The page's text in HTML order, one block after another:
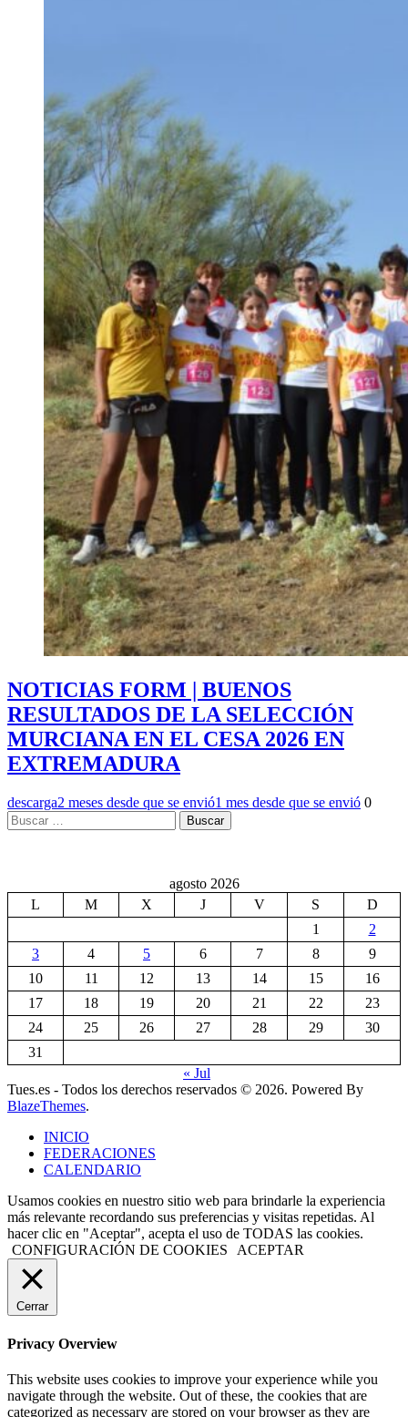
NOTICIAS FORM | BUENOS
RESULTADOS DE LA SELECCIÓN
MURCIANA EN EL CESA 2026 EN
EXTREMADURA
descarga2 meses desde que se envió1 mes desde que se envió 0
Buscar:
agosto 2026
L
M X J V S
D
1
2
3
4 5 6 7 8
9
10
11 12 13 14 15
16
17
18 19 20 21 22
23
24
25 26 27 28 29
30
31
« Jul
Tues.es - Todos los derechos reservados © 2026. Powered By
BlazeThemes.
INICIO
FEDERACIONES
CALENDARIO
Usamos cookies en nuestro sitio web para brindarle la experiencia
más relevante recordando sus preferencias y visitas repetidas. Al
hacer clic en "Aceptar", acepta el uso de TODAS las cookies.
CONFIGURACIÓN DE COOKIES
ACEPTAR
Cerrar
Privacy Overview
This website uses cookies to improve your experience while you
navigate through the website. Out of these, the cookies that are
categorized as necessary are stored on your browser as they are